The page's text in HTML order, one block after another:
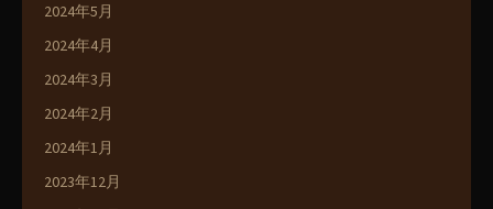
2024年5月
2024年4月
2024年3月
2024年2月
2024年1月
2023年12月